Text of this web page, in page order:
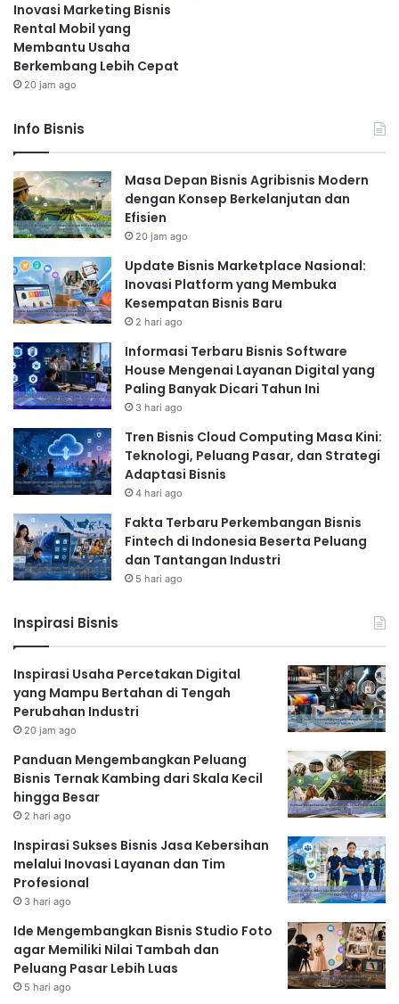
Inovasi Marketing Bisnis
Rental Mobil yang
Membantu Usaha
Berkembang Lebih Cepat
20 jam ago
Info Bisnis
Masa Depan Bisnis Agribisnis Modern
dengan Konsep Berkelanjutan dan
Efisien
20 jam ago
Update Bisnis Marketplace Nasional:
Inovasi Platform yang Membuka
Kesempatan Bisnis Baru
2 hari ago
Informasi Terbaru Bisnis Software
House Mengenai Layanan Digital yang
Paling Banyak Dicari Tahun Ini
3 hari ago
Tren Bisnis Cloud Computing Masa Kini:
Teknologi, Peluang Pasar, dan Strategi
Adaptasi Bisnis
4 hari ago
Fakta Terbaru Perkembangan Bisnis
Fintech di Indonesia Beserta Peluang
dan Tantangan Industri
5 hari ago
Inspirasi Bisnis
Inspirasi Usaha Percetakan Digital
yang Mampu Bertahan di Tengah
Perubahan Industri
20 jam ago
Panduan Mengembangkan Peluang
Bisnis Ternak Kambing dari Skala Kecil
hingga Besar
2 hari ago
Inspirasi Sukses Bisnis Jasa Kebersihan
melalui Inovasi Layanan dan Tim
Profesional
3 hari ago
Ide Mengembangkan Bisnis Studio Foto
agar Memiliki Nilai Tambah dan
Peluang Pasar Lebih Luas
5 hari ago